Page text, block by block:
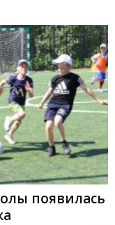
появилась